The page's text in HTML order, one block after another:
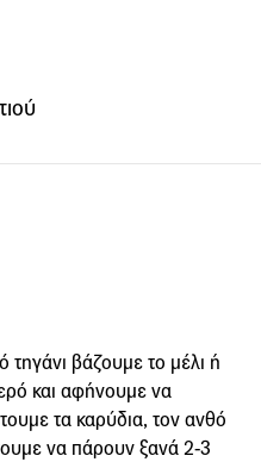
τηγάνι βάζουμε το μέλι ή
και αφήνουμε να
τα καρύδια, τον ανθό
να πάρουν ξανά 2-3